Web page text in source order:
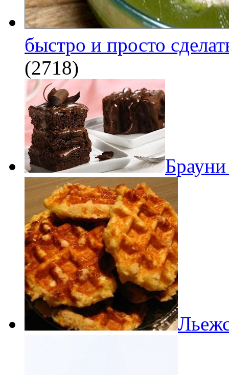
быстро и просто
(2718)